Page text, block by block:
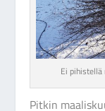
Ei pihistellä
Pitkin